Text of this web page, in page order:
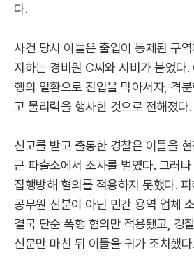
다.
사건 당시 이들은 출입이 통제된 구
지하는 경비원 C씨와 시비가 붙었다
행의 일환으로 진입을 막아서자, 격
고 물리력을 행사한 것으로 전해졌다.
신고를 받고 출동한 경찰은 이들을
근 파출소에서 조사를 벌였다. 그러
집행방해 혐의를 적용하지 못했다.
공무원 신분이 아닌 민간 용역 업체
결국 단순 폭행 혐의만 적용됐고, 경
신문만 마친 뒤 이들을 귀가 조치했다.